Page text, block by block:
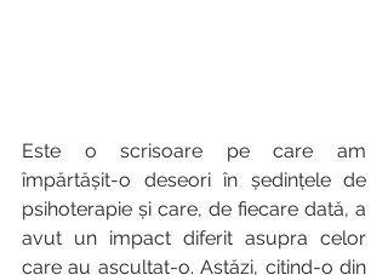
Este o scrisoare pe care am
împărtășit-o deseori în ședințele de
psihoterapie și care, de fiecare dată, a
avut un impact diferit asupra celor
care au ascultat-o. Astăzi, citind-o din